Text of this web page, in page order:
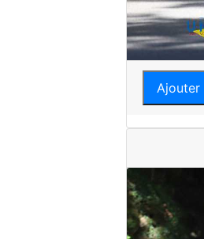
Ajouter